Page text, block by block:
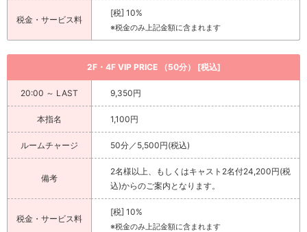
税金・サービス料
[税] 10%
※税金のみ上記金額に含まれます
2F・4F VIP PRICE （50分） [税込]
20:00 ～ LAST 9,350円
本指名 1,100円
ルームチャージ 50分／5,500円(税込)
備考
2名様以上、もしくはキャスト2名付24,200円(税
込)からのご案内となります。
税金・サービス料
[税] 10%
※税金のみ上記金額に含まれます